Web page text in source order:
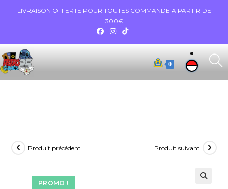
LIVRAISON OFFERTE POUR TOUTES COMMANDE A PARTIR DE
300€
0
PROMO !
Produit précédent Produit suivant